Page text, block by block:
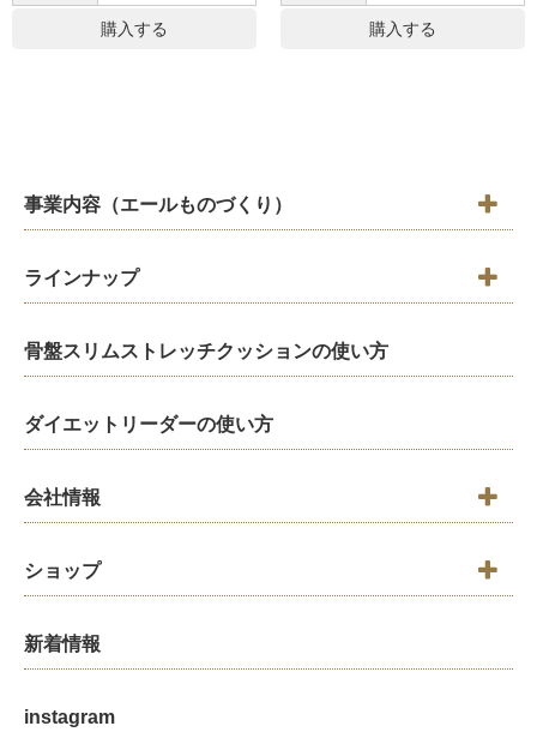
購入する 購入する
事業内容（エールものづくり）
ラインナップ
骨盤スリムストレッチクッションの使い方
ダイエットリーダーの使い方
会社情報
ショップ
新着情報
instagram